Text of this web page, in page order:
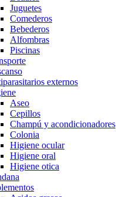
Juguetes
Comederos
Bebederos
Alfombras
Piscinas
externos
Aseo
Cepillos
Champú y acondicionadores
Colonia
Higiene ocular
Higiene oral
Higiene otica